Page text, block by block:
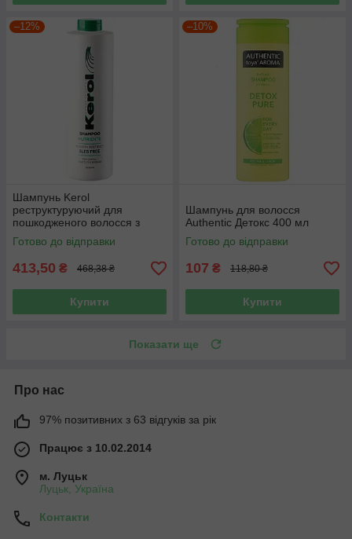
–12%
Шампунь Kerol
реструктуруючий для
пошкодженого волосся з
кератином 1000 мл
Готово до відправки
413,50 ₴ 468,38 ₴
Купити
–10%
Шампунь для волосся
Authentic Детокс 400 мл
Готово до відправки
107 ₴ 118,80 ₴
Купити
Показати ще
Про нас
97% позитивних з 63 відгуків за рік
Працює з 10.02.2014
м. Луцьк
Луцьк, Україна
Контакти